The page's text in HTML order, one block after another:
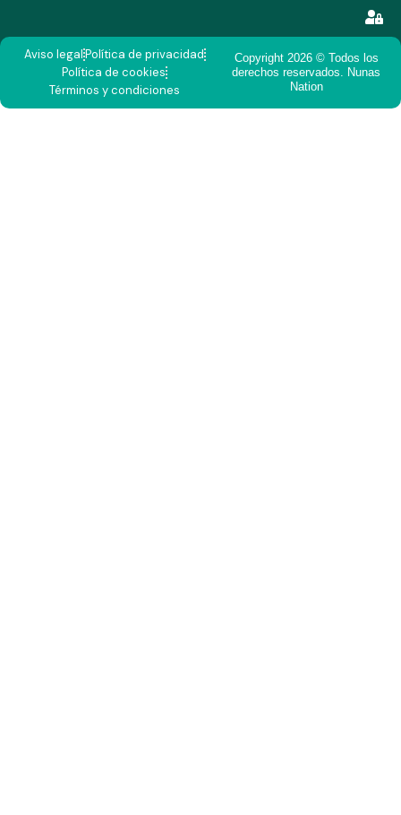
Copyright 2026 © Todos los
derechos reservados. Nunas
Nation
Aviso legalPolítica de privacidad
Política de cookies
Términos y condiciones